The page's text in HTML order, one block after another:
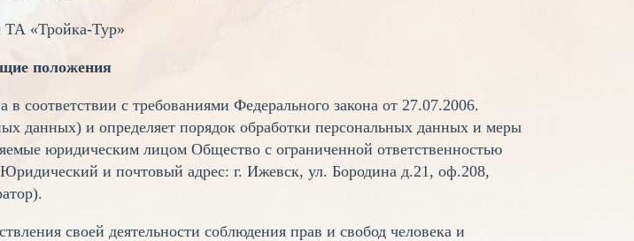
«Тройка-Тур»
положения
соответствии с требованиями Федерального закона от 27.07.2006.
данных) и определяет порядок обработки персональных данных и меры
юридическим лицом Общество с ограниченной ответственностью
и почтовый адрес: г. Ижевск, ул. Бородина д.21, оф.208,
своей деятельности соблюдения прав и свобод человека и